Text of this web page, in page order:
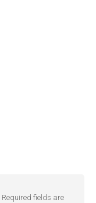
Required fields are